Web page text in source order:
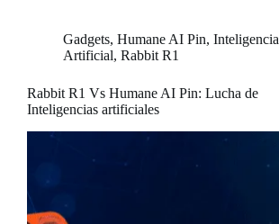
Gadgets, Humane AI Pin, Inteligencia
Artificial, Rabbit R1
Rabbit R1 Vs Humane AI Pin: Lucha de
Inteligencias artificiales